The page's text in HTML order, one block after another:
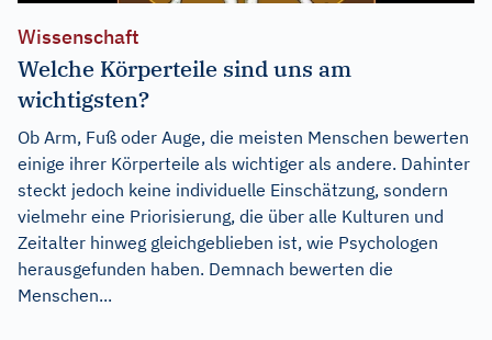
Wissenschaft
Welche Körperteile sind uns am
wichtigsten?
Ob Arm, Fuß oder Auge, die meisten Menschen bewerten
einige ihrer Körperteile als wichtiger als andere. Dahinter
steckt jedoch keine individuelle Einschätzung, sondern
vielmehr eine Priorisierung, die über alle Kulturen und
Zeitalter hinweg gleichgeblieben ist, wie Psychologen
herausgefunden haben. Demnach bewerten die
Menschen...